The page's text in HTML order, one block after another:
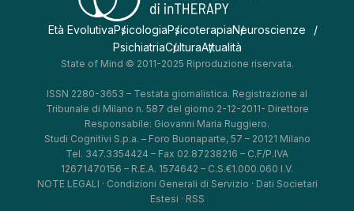
Età EvolutivaPsicologiaPsicoterapiaNeuroscienze
PsichiatriaCulturaAttualità
State of Mind © 2011-2025 Riproduzione riservata.
ISSN 2280-3653 – Testata giornalistica. Registrazione al
Tribunale di Milano n. 587 del giorno 2-12-2011- Direttore
Responsabile: Giovanni Maria Ruggiero.
Studi Cognitivi S.p.a. – Foro Buonaparte, 57 – 20121 Milano
Tel. 347.3354424 – Fax 02.87238216 – C.F/P.IVA
12671470156 – R.E.A. 1574642 – C.S.€1.000.060 I.V.
NOTE LEGALI · Condizioni Generali di Servizio · Dati Societari
Estesi · RSS